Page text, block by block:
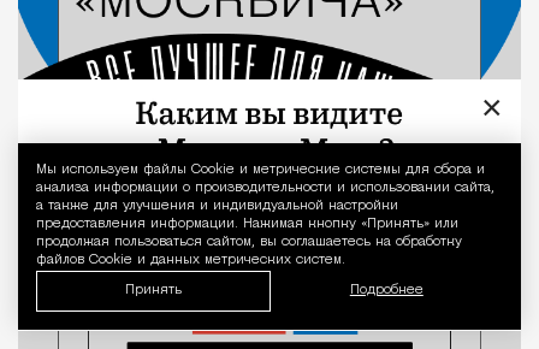
Уведомление
Мы используем файлы Сookie и метрические системы для сбора и
анализа информации о производительности и использовании сайта,
а также для улучшения и индивидуальной настройки
предоставления информации. Нажимая кнопку «Принять» или
продолжая пользоваться сайтом, вы соглашаетесь на обработку
файлов Cookie и данных метрических систем.
Принять Подробнее
×